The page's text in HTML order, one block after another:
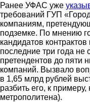
Ранее УФАС уже
требований ГУП
компаниям,
подземке. По мнению
кандидатов
последние три года не
претендентов до пяти
компаний. Вызвало
в 1,65 млрд рублей
разбить его, к примеру,
метрополитена).